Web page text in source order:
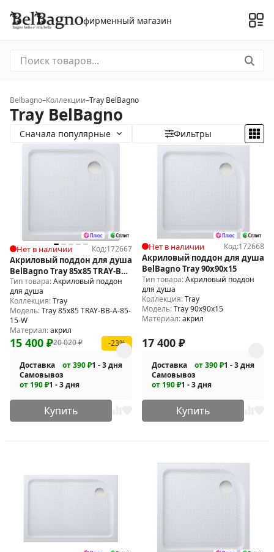
фирменный магазин
Belbagno–Коллекции–Tray BelBagno
Tray BelBagno
Сначала популярные Фильтры
Нет в наличии Код:172667
Акриловый поддон для душа
BelBagno Tray 85х85 TRAY-BB-
A-85-15-W
Тип товара:Акриловый поддон
для душа
Коллекция:Tray
Модель:Tray 85х85 TRAY-BB-A-85-
15-W
Материал:акрил
20 020₽
15 400 ₽ -23%
Доставка от 390 ₽1 - 3 дня
Самовывоз
от 190 ₽1 - 3 дня
Купить
Нет в наличии Код:172668
Акриловый поддон для душа
BelBagno Tray 90x90x15
Тип товара:Акриловый поддон
для душа
Коллекция:Tray
Модель:Tray 90x90x15
Материал:акрил
17 400 ₽
Доставка от 390 ₽1 - 3 дня
Самовывоз
от 190 ₽1 - 3 дня
Купить